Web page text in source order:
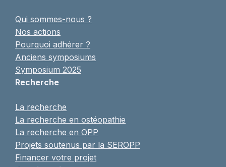
Qui sommes-nous ?
Nos actions
Pourquoi adhérer ?
Anciens symposiums
Symposium 2025
Recherche
La recherche
La recherche en ostéopathie
La recherche en OPP
Projets soutenus par la SEROPP
Financer votre projet